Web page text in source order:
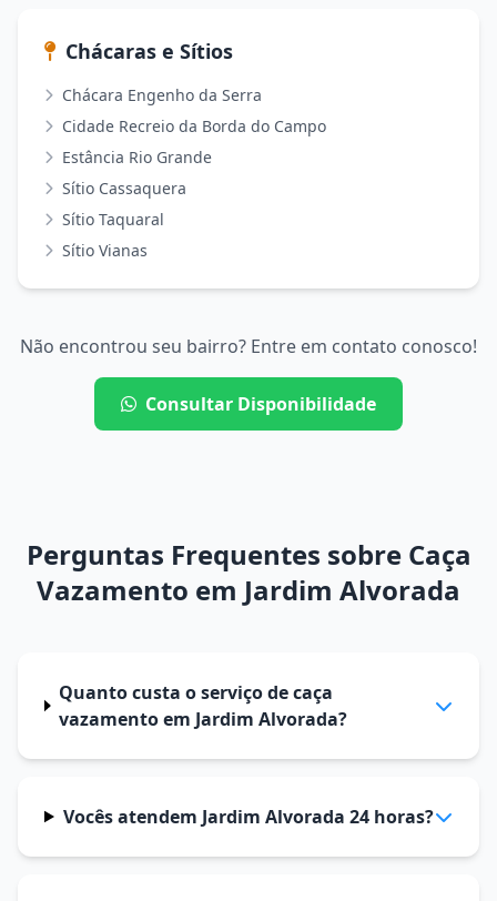
Chácaras e Sítios
Chácara Engenho da Serra
Cidade Recreio da Borda do Campo
Estância Rio Grande
Sítio Cassaquera
Sítio Taquaral
Sítio Vianas
Não encontrou seu bairro? Entre em contato conosco!
Consultar Disponibilidade
Perguntas Frequentes sobre Caça
Vazamento em Jardim Alvorada
Quanto custa o serviço de caça
vazamento em Jardim Alvorada?
Vocês atendem Jardim Alvorada 24 horas?